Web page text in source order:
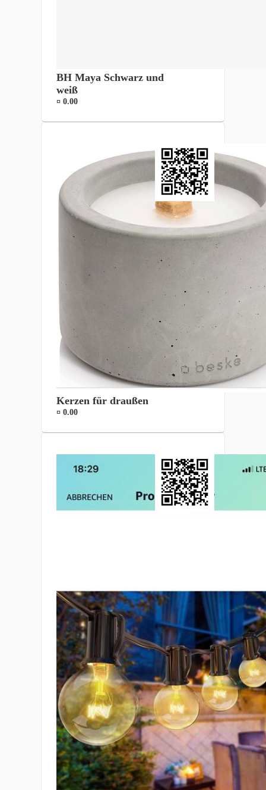
BH Maya Schwarz und
weiß
¤ 0.00
Kerzen für draußen
¤ 0.00